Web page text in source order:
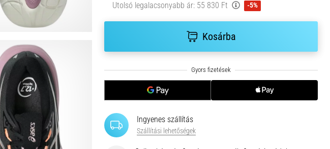
Utolsó legalacsonyabb ár: 55 830 Ft -5%
Kosárba
Ingyenes szállítás
Szállítási lehetőségek